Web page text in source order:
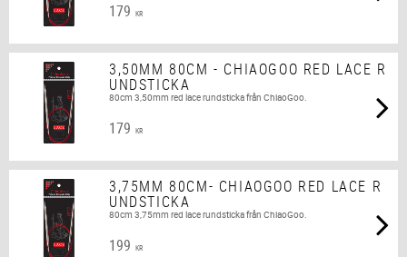
179 KR
3,50MM 80CM - CHIAOGOO RED LACE R
UNDSTICKA
80cm 3,50mm red lace rundsticka från ChiaoGoo.
179 KR
3,75MM 80CM- CHIAOGOO RED LACE R
UNDSTICKA
80cm 3,75mm red lace rundsticka från ChiaoGoo.
199 KR